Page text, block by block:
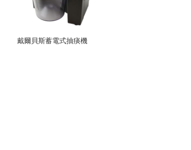
戴爾貝斯蓄電式抽痰機